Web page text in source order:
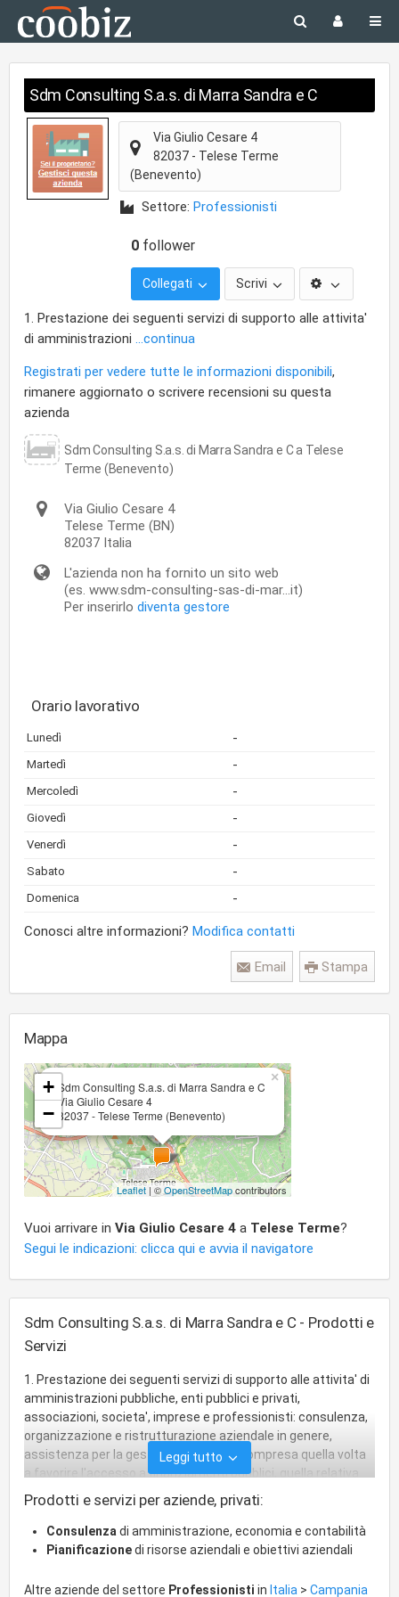
Sdm Consulting S.a.s. di Marra Sandra e C
Via Giulio Cesare 4
82037 - Telese Terme
(Benevento)
Settore: Professionisti
0 follower
Collegati Scrivi
1. Prestazione dei seguenti servizi di supporto alle attivita'
di amministrazioni ...continua
Registrati per vedere tutte le informazioni disponibili,
rimanere aggiornato o scrivere recensioni su questa
azienda
Sdm Consulting S.a.s. di Marra Sandra e C a Telese
Terme (Benevento)
Via Giulio Cesare 4
Telese Terme (BN)
82037 Italia
L'azienda non ha fornito un sito web
(es. www.sdm-consulting-sas-di-mar...it)
Per inserirlo diventa gestore
Orario lavorativo
Lunedì -
Martedì -
Mercoledì -
Giovedì -
Venerdì -
Sabato -
Domenica -
Conosci altre informazioni? Modifica contatti
Stampa
Email
Mappa
Sdm Consulting S.a.s. di Marra Sandra e C
Via Giulio Cesare 4
82037 - Telese Terme (Benevento)
×
+
−
Leaflet| ©OpenStreetMapcontributors
Vuoi arrivare in Via Giulio Cesare 4 a Telese Terme?
Segui le indicazioni: clicca qui e avvia il navigatore
Sdm Consulting S.a.s. di Marra Sandra e C - Prodotti e
Servizi
1. Prestazione dei seguenti servizi di supporto alle attivita' di
amministrazioni pubbliche, enti pubblici e privati,
associazioni, societa', imprese e professionisti: consulenza,
organizzazione e ristrutturazione aziendale in genere,
assistenza per la gestione aziendale, compresa quella volta
a favorire l'accesso a finanziamenti pubblici, quella relativa
alla sicurezza sul lavoro e quella in materia di igiene; ricerca,
selezione e formazione del personale, ricerca ed
individuazione di nuove aree di espansione, controllo di
gestione, studio e realizzazione di procedure aziendali con
commerciale e strategica, studio e realizzazione di progetti
Leggi tutto
Prodotti e servizi per aziende, privati:
Consulenza di amministrazione, economia e contabilità
Pianificazionedi risorse aziendali e obiettivi aziendali
Altre aziende del settore Professionisti in Italia > Campania